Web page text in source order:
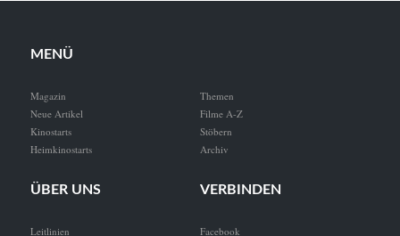
MENÜ
Magazin
Neue Artikel
Kinostarts
Heimkinostarts
Themen
Filme A-Z
Stöbern
Archiv
ÜBER UNS
Leitlinien
VERBINDEN
Facebook